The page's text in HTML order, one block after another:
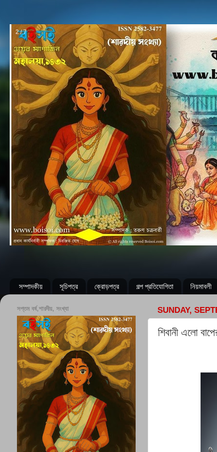
2 / 7
সম্পাদকীয় সূচিপত্র ক্রোড়পত্র গল্প প্রতিযোগিতা নিয়মাবলী
SUNDAY,
শিবানী এলো
সপ্তম বর্ষ,শারদীয়, সংখ্যা